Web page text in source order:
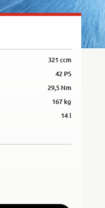
321 ccm
42 PS
29,5 Nm
167 kg
14 l